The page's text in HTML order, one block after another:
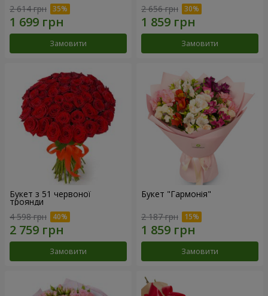
2 614 грн
Замовити
2 656 грн
Замовити
Букет з 51 червоної
троянди
4 598 грн
Замовити
Букет "Гармонія"
2 187 грн
Замовити